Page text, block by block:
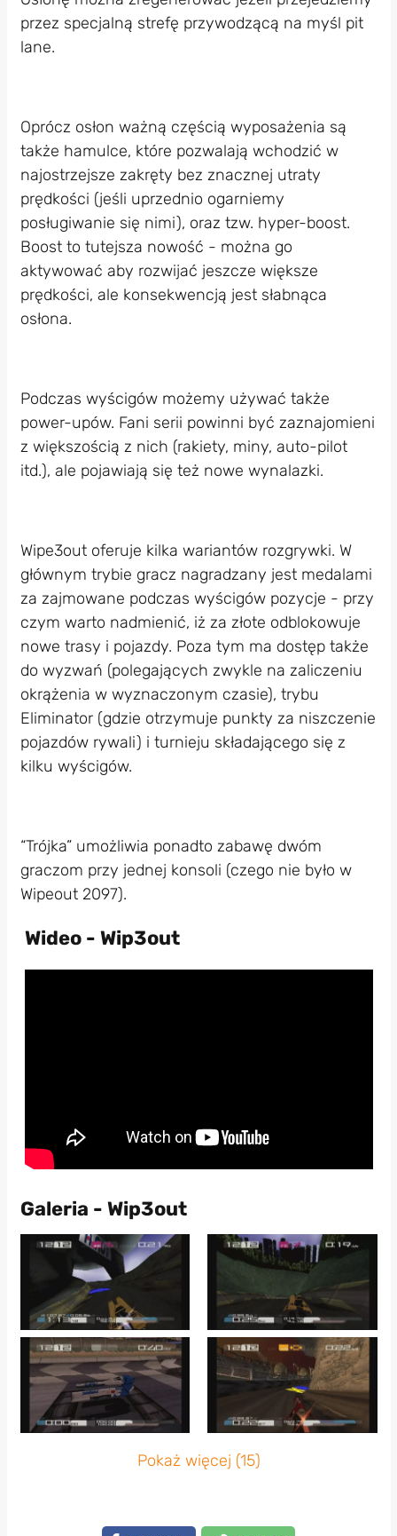
przez specjalną strefę przywodzącą na myśl pit
lane.
Oprócz osłon ważną częścią wyposażenia są
także hamulce, które pozwalają wchodzić w
najostrzejsze zakręty bez znacznej utraty
prędkości (jeśli uprzednio ogarniemy
posługiwanie się nimi), oraz tzw. hyper-boost.
Boost to tutejsza nowość - można go
aktywować aby rozwijać jeszcze większe
prędkości, ale konsekwencją jest słabnąca
osłona.
Podczas wyścigów możemy używać także
power-upów. Fani serii powinni być zaznajomieni
z większością z nich (rakiety, miny, auto-pilot
itd.), ale pojawiają się też nowe wynalazki.
Wipe3out oferuje kilka wariantów rozgrywki. W
głównym trybie gracz nagradzany jest medalami
za zajmowane podczas wyścigów pozycje - przy
czym warto nadmienić, iż za złote odblokowuje
nowe trasy i pojazdy. Poza tym ma dostęp także
do wyzwań (polegających zwykle na zaliczeniu
okrążenia w wyznaczonym czasie), trybu
Eliminator (gdzie otrzymuje punkty za niszczenie
pojazdów rywali) i turnieju składającego się z
kilku wyścigów.
“Trójka” umożliwia ponadto zabawę dwóm
graczom przy jednej konsoli (czego nie było w
Wipeout 2097).
Wideo - Wip3out
Galeria - Wip3out
Pokaż więcej (15)